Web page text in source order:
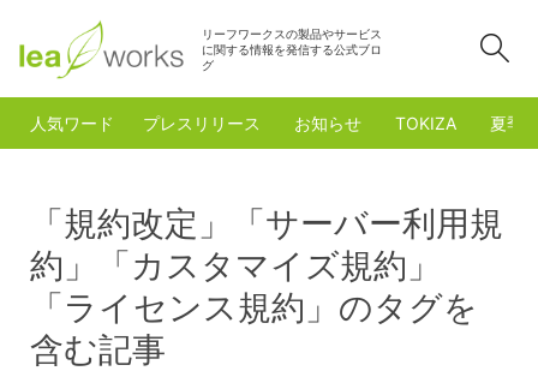
リーフワークスの製品やサービス
に関する情報を発信する公式ブロ
グ
人気ワード プレスリリース お知らせ TOKIZA 夏季
「規約改定」「サーバー利用規
約」「カスタマイズ規約」
「ライセンス規約」のタグを
含む記事